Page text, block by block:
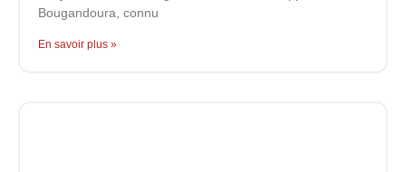
Bougandoura, connu
En savoir plus »